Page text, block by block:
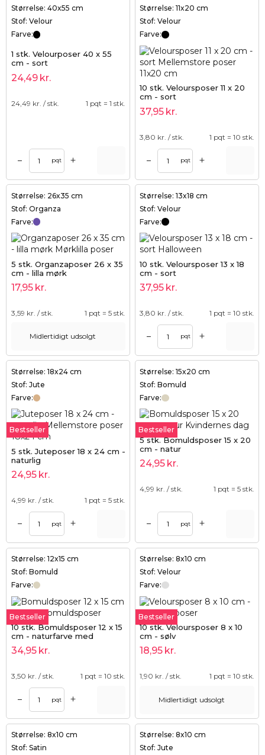
Størrelse: 40x55 cm
Stof: Velour
Farve:
1 stk. Velourposer 40 x 55
cm - sort
24,49 kr.
24,49 kr. / stk. 1 pqt = 1 stk.
– pqt +
Størrelse: 11x20 cm
Stof: Velour
Farve:
10 stk. Veloursposer 11 x 20
cm - sort
37,95 kr.
3,80 kr. / stk. 1 pqt = 10 stk.
– pqt +
Størrelse: 26x35 cm
Stof: Organza
Farve:
5 stk. Organzaposer 26 x 35
cm - lilla mørk
17,95 kr.
3,59 kr. / stk. 1 pqt = 5 stk.
Midlertidigt udsolgt
Størrelse: 13x18 cm
Stof: Velour
Farve:
10 stk. Veloursposer 13 x 18
cm - sort
37,95 kr.
3,80 kr. / stk. 1 pqt = 10 stk.
– pqt +
Størrelse: 18x24 cm
Stof: Jute
Farve:
Bestseller
5 stk. Juteposer 18 x 24 cm -
naturlig
24,95 kr.
4,99 kr. / stk. 1 pqt = 5 stk.
– pqt +
Størrelse: 15x20 cm
Stof: Bomuld
Farve:
Bestseller
5 stk. Bomuldsposer 15 x 20
cm - natur
24,95 kr.
4,99 kr. / stk. 1 pqt = 5 stk.
– pqt +
Størrelse: 12x15 cm
Stof: Bomuld
Farve:
Bestseller
10 stk. Bomuldsposer 12 x 15
cm - naturfarve med
dobbelt snor
34,95 kr.
3,50 kr. / stk. 1 pqt = 10 stk.
– pqt +
Størrelse: 8x10 cm
Stof: Velour
Farve:
Bestseller
10 stk. Veloursposer 8 x 10
cm - sølv
18,95 kr.
1,90 kr. / stk. 1 pqt = 10 stk.
Midlertidigt udsolgt
Størrelse: 8x10 cm
Stof: Satin
Størrelse: 8x10 cm
Stof: Jute